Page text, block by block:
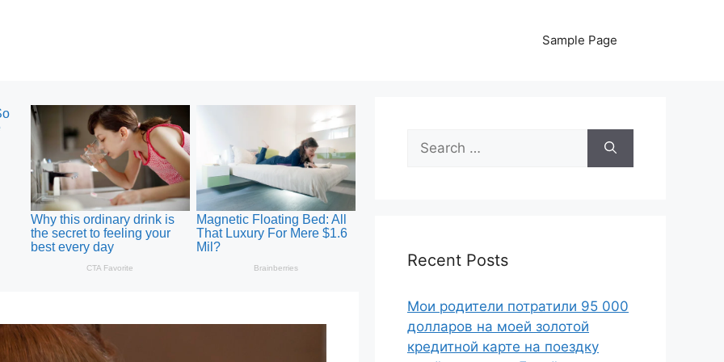
Sample Page
Search
for:
Recent Posts
Мои родители потратили 95 000
долларов на моей золотой
кредитной карте на поездку